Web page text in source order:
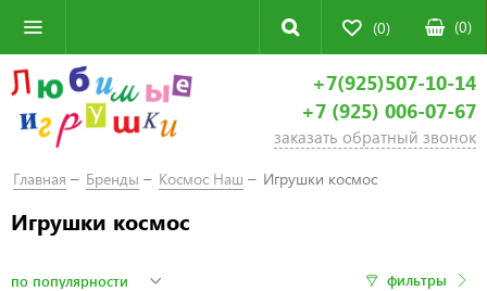
(0) (0)
+7(925)507-10-14
+7 (925) 006-07-67
заказать обратный звонок
Главная Бренды Космос Наш Игрушки космос
Игрушки космос
фильтры